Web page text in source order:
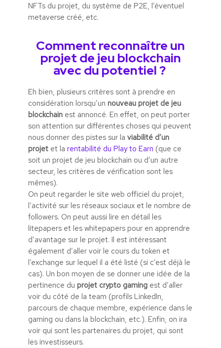
NFTs du projet, du système de P2E, l’éventuel
metaverse créé, etc.
Comment reconnaître un
projet de jeu blockchain
avec du potentiel ?
Eh bien, plusieurs critères sont à prendre en
considération lorsqu’un nouveau projet de jeu
blockchainest annoncé. En effet, on peut porter
son attention sur différentes choses qui peuvent
nous donner des pistes sur la viabilité d’un
projetet la rentabilité du Play to Earn (que ce
soit un projet de jeu blockchain ou d’un autre
secteur, les critères de vérification sont les
mêmes).
On peut regarder le site web officiel du projet,
l’activité sur les réseaux sociaux et le nombre de
followers. On peut aussi lire en détail les
litepapers et les whitepapers pour en apprendre
d’avantage sur le projet. Il est intéressant
également d’aller voir le cours du token et
l’exchange sur lequel il a été listé (si c’est déjà le
cas). Un bon moyen de se donner une idée de la
pertinence du projet crypto gamingest d’aller
voir du côté de la team (profils LinkedIn,
parcours de chaque membre, expérience dans le
gaming ou dans la blockchain, etc.). Enfin, on ira
voir qui sont les partenaires du projet, qui sont
les investisseurs.